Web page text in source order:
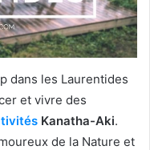
dans les Laurentides
et vivre des
Kanatha-Aki.
de la Nature et